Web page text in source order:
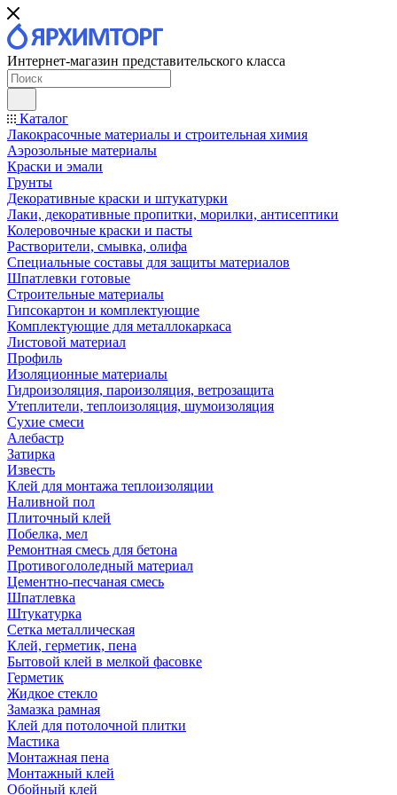
Интернет-магазин представительского класса
Каталог
Лакокрасочные материалы и строительная химия
Аэрозольные материалы
Краски и эмали
Грунты
Декоративные краски и штукатурки
Лаки, декоративные пропитки, морилки, антисептики
Колеровочные краски и пасты
Растворители, смывка, олифа
Специальные составы для защиты материалов
Шпатлевки готовые
Строительные материалы
Гипсокартон и комплектующие
Комплектующие для металлокаркаса
Листовой материал
Профиль
Изоляционные материалы
Гидроизоляция, пароизоляция, ветрозащита
Утеплители, теплоизоляция, шумоизоляция
Сухие смеси
Алебастр
Затирка
Известь
Клей для монтажа теплоизоляции
Наливной пол
Плиточный клей
Побелка, мел
Ремонтная смесь для бетона
Противогололедный материал
Цементно-песчаная смесь
Шпатлевка
Штукатурка
Сетка металлическая
Клей, герметик, пена
Бытовой клей в мелкой фасовке
Герметик
Жидкое стекло
Замазка рамная
Клей для потолочной плитки
Мастика
Монтажная пена
Монтажный клей
Обойный клей